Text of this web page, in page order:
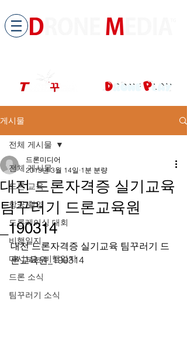
게시물
전체 게시물
드론 교육
항공 촬영
드론레이싱 대회
비행일지
다시보는 비행일지
드론 소식
팀꾸러기 소식
전체 게시물
대전 드론자격증 실기교육
팀꾸러기 드론교육원
_190314
드론미디어
2019년 3월 14일 1분 분량
대전 드론자격증 실기교육 팀꾸러기 드
론교육원_190314